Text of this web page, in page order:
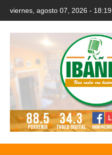
viernes, agosto 07, 2026 -